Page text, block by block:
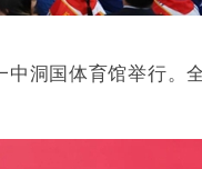
洞国体育馆举行。